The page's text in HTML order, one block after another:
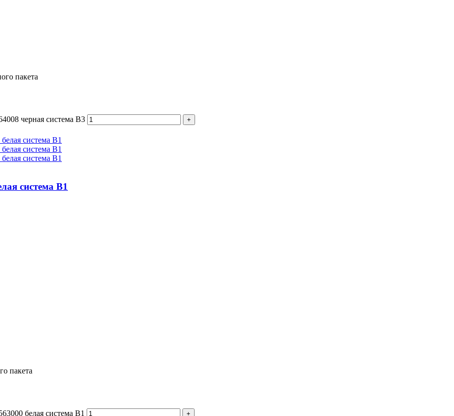
пакета
черная система B3
система B1
пакета
белая система B1